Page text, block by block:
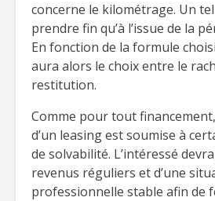
concerne le kilométrage. Un
prendre fin qu’à l’issue de la
En fonction de la formule
aura alors le choix entre le
restitution.
Comme pour tout
d’un leasing est soumise à
de solvabilité. L’intéressé
revenus réguliers et d’une
professionnelle stable afin de